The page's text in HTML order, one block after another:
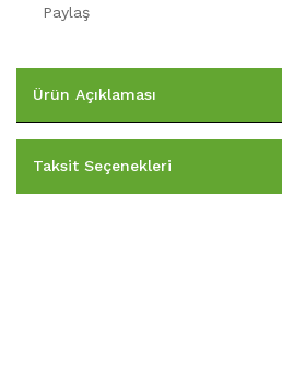
Paylaş
Ürün Açıklaması
Taksit Seçenekleri